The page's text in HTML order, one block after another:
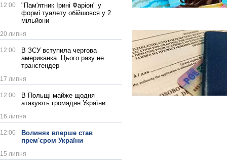
12:00
"Пам'ятник Ірині Фаріон" у
формі туалету обійшовся у 2
мільйони
20 липня
12:00
В ЗСУ вступила чергова
американка. Цього разу не
трансгендер
17 липня
12:00
В Польщі майже щодня
атакують громадян України
16 липня
12:00
Волиняк вперше став
прем'єром України
15 липня